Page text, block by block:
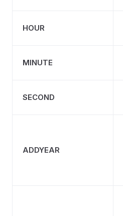
HOUR
MINUTE
SECOND
ADDYEAR